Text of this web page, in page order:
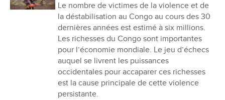
Le nombre de victimes de la violence et de
la déstabilisation au Congo au cours des 30
dernières années est estimé à six millions.
Les richesses du Congo sont importantes
pour l’économie mondiale. Le jeu d’échecs
auquel se livrent les puissances
occidentales pour accaparer ces richesses
est la cause principale de cette violence
persistante.